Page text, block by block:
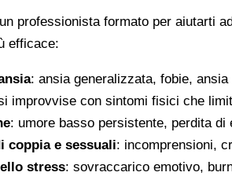
professionista formato per aiutarti
efficace:
: ansia generalizzata, fobie,
improvvise con sintomi fisici che
: umore basso persistente, perdita
coppia e sessuali: incomprensioni,
stress: sovraccarico emotivo,